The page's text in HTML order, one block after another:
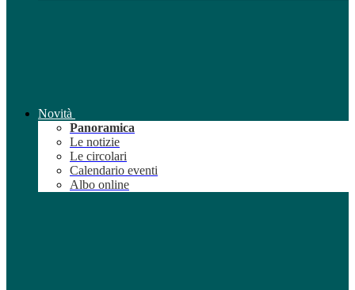
Novità
Panoramica
Le notizie
Le circolari
Calendario eventi
Albo online